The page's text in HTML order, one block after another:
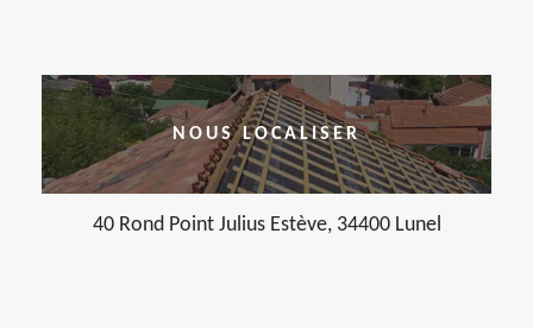
NOUS LOCALISER
40 Rond Point Julius Estève, 34400 Lunel